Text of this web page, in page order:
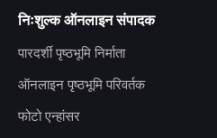
निःशुल्क ऑनलाइन संपादक
पारदर्शी पृष्ठभूमि निर्माता
ऑनलाइन पृष्ठभूमि परिवर्तक
फोटो एन्हांसर